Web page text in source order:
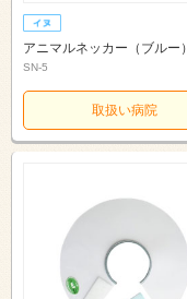
アニマルネッカー（ブルー）
SN-5
取扱い病院